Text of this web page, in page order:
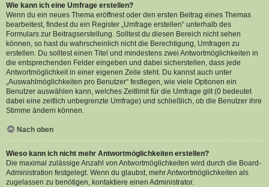
Wie kann ich eine Umfrage erstellen?
Wenn du ein neues Thema eröffnest oder den ersten Beitrag eines Themas
bearbeitest, findest du ein Register „Umfrage erstellen“ unterhalb des
Formulars zur Beitragserstellung. Solltest du diesen Bereich nicht sehen
können, so hast du wahrscheinlich nicht die Berechtigung, Umfragen zu
erstellen. Du solltest einen Titel und mindestens zwei Antwortmöglichkeiten in
die entsprechenden Felder eingeben und dabei sicherstellen, dass jede
Antwortmöglichkeit in einer eigenen Zeile steht. Du kannst auch unter
„Auswahlmöglichkeiten pro Benutzer“ festlegen, wie viele Optionen ein
Benutzer auswählen kann, welches Zeitlimit für die Umfrage gilt (0 bedeutet
dabei eine zeitlich unbegrenzte Umfrage) und schließlich, ob die Benutzer ihre
Stimme ändern können.
Nach oben
Wieso kann ich nicht mehr Antwortmöglichkeiten erstellen?
Die maximal zulässige Anzahl von Antwortmöglichkeiten wird durch die Board-
Administration festgelegt. Wenn du glaubst, mehr Antwortmöglichkeiten als
zugelassen zu benötigen, kontaktiere einen Administrator.